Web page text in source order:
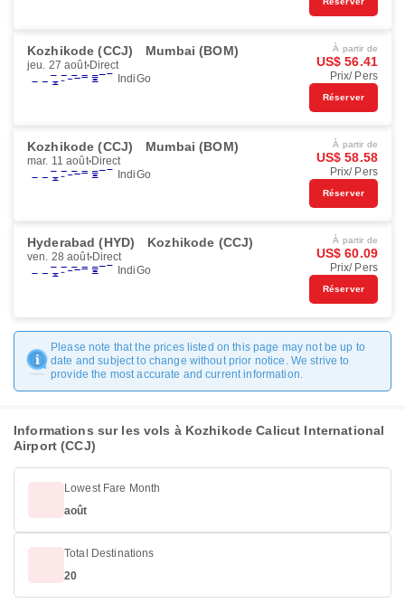
Kozhikode (CCJ) Mumbai (BOM)
jeu. 27 août Direct
IndiGo
À partir de
US$ 56.41
Prix/ Pers
Réserver
Kozhikode (CCJ) Mumbai (BOM)
mar. 11 août Direct
IndiGo
À partir de
US$ 58.58
Prix/ Pers
Réserver
Hyderabad (HYD) Kozhikode (CCJ)
ven. 28 août Direct
IndiGo
À partir de
US$ 60.09
Prix/ Pers
Réserver
Please note that the prices listed on this page may not be up to
date and subject to change without prior notice. We strive to
provide the most accurate and current information.
Informations sur les vols à Kozhikode Calicut International
Airport (CCJ)
Lowest Fare Month
août
Total Destinations
20